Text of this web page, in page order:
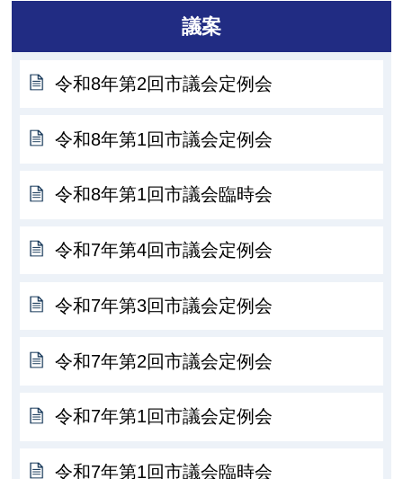
議案
令和8年第2回市議会定例会
令和8年第1回市議会定例会
令和8年第1回市議会臨時会
令和7年第4回市議会定例会
令和7年第3回市議会定例会
令和7年第2回市議会定例会
令和7年第1回市議会定例会
令和7年第1回市議会臨時会